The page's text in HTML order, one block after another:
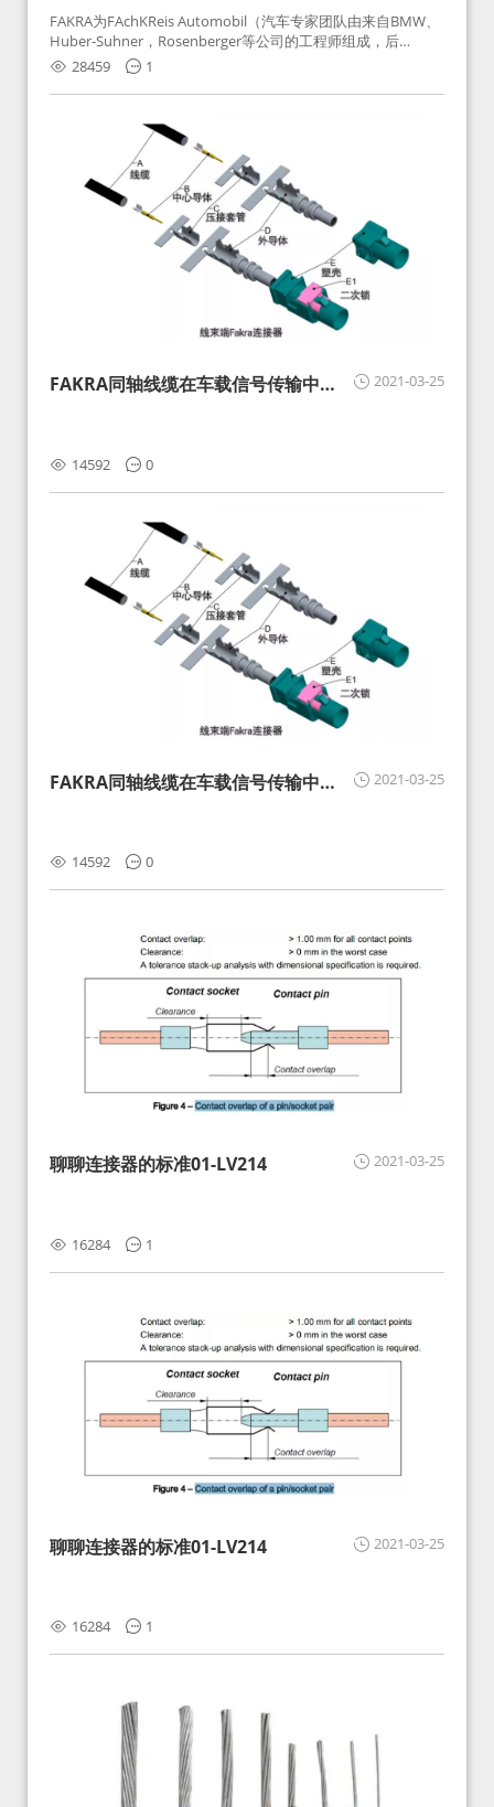
FAKRA为FAchKReis Automobil（汽车专家团队由来自BMW、
Huber-Suhner，Rosenberger等公司的工程师组成，后
Huber-Suhner相关连接器业务及技术在2010年并入
Rosenberger）缩写。起初为BMW需求用于车载收音机天线连
接，如今FAKRA已成为汽车行业通用标准的射频连接器，被业
28459 1
2021-03-25
FAKRA同轴线缆在车载信号传输中的
14592 0
2021-03-25
FAKRA同轴线缆在车载信号传输中的
14592 0
2021-03-25
聊聊连接器的标准01-LV214
16284 1
2021-03-25
聊聊连接器的标准01-LV214
16284 1